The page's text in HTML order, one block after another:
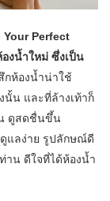
Your Perfect
งน้ำใหม่ ซึ่งเป็น
ห้องน้ำน่าใช้
นั้น และที่ล้างเท้าก็
ดูสดชื่นขึ้น
แลง่าย รูปลักษณ์ดี
น ดีใจที่ได้ห้องน้ำ